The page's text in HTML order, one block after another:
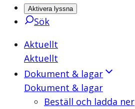
Aktivera lyssna
Sök
Aktuellt
Aktuellt
Dokument & lagar
Dokument & lagar
Beställ och ladda ner